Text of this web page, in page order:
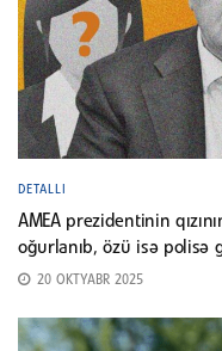
DETALLI
AMEA prezidentinin
oğurlanıb, özü isə polisə
20 OKTYABR 2025